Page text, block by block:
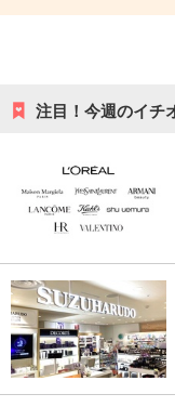
注目！今週のイチ